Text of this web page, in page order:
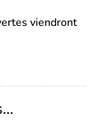
viendront